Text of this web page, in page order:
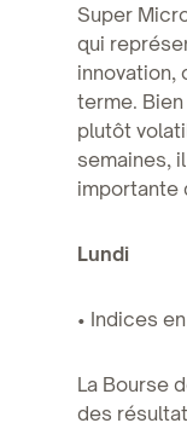
Super
qui
innovation,
terme.
plutôt
semaines,
importante
Lundi
• Indices
La Bourse
des